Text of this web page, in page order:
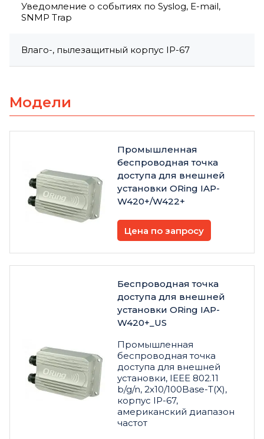
Уведомление о событиях по Syslog, E-mail,
SNMP Trap
Влаго-, пылезащитный корпус IP-67
Модели
Промышленная
беспроводная точка
доступа для внешней
установки ORing IAP-
W420+/W422+
Цена по запросу
Беспроводная точка
доступа для внешней
установки ORing IAP-
W420+_US
Промышленная
беспроводная точка
доступа для внешней
установки, IEEE 802.11
b/g/n, 2x10/100Base-T(X),
корпус IP-67,
американский диапазон
частот